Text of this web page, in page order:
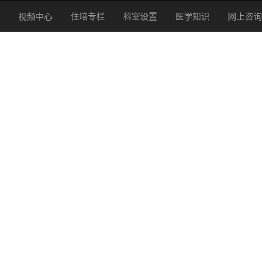
视频中心 住培专栏 科室设置 医学知识 网上咨询